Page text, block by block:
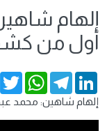
إلهام
أول من
TelegramLinkedIn
إلهام شاهين: محمد